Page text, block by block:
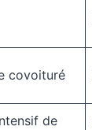
covoituré
de